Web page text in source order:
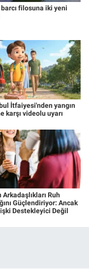
barcı filosuna iki yeni
İtfaiyesi'nden yangın
karşı videolu uyarı
Arkadaşlıkları Ruh
Güçlendiriyor: Ancak
Destekleyici Değil